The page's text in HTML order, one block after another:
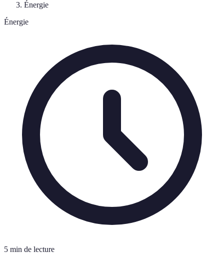
Énergie
Énergie
5 min de lecture